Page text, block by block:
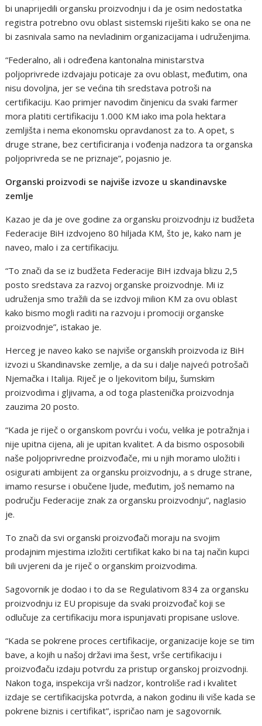
bi unaprijedili organsku proizvodnju i da je osim nedostatka
registra potrebno ovu oblast sistemski riješiti kako se ona ne
bi zasnivala samo na nevladinim organizacijama i udruženjima.
“Federalno, ali i određena kantonalna ministarstva
poljoprivrede izdvajaju poticaje za ovu oblast, međutim, ona
nisu dovoljna, jer se većina tih sredstava potroši na
certifikaciju. Kao primjer navodim činjenicu da svaki farmer
mora platiti certifikaciju 1.000 KM iako ima pola hektara
zemljišta i nema ekonomsku opravdanost za to. A opet, s
druge strane, bez certificiranja i vođenja nadzora ta organska
poljoprivreda se ne priznaje”, pojasnio je.
Organski proizvodi se najviše izvoze u skandinavske
zemlje
Kazao je da je ove godine za organsku proizvodnju iz budžeta
Federacije BiH izdvojeno 80 hiljada KM, što je, kako nam je
naveo, malo i za certifikaciju.
“To znači da se iz budžeta Federacije BiH izdvaja blizu 2,5
posto sredstava za razvoj organske proizvodnje. Mi iz
udruženja smo tražili da se izdvoji milion KM za ovu oblast
kako bismo mogli raditi na razvoju i promociji organske
proizvodnje”, istakao je.
Herceg je naveo kako se najviše organskih proizvoda iz BiH
izvozi u Skandinavske zemlje, a da su i dalje najveći potrošači
Njemačka i Italija. Riječ je o ljekovitom bilju, šumskim
proizvodima i gljivama, a od toga plastenička proizvodnja
zauzima 20 posto.
“Kada je riječ o organskom povrću i voću, velika je potražnja i
nije upitna cijena, ali je upitan kvalitet. A da bismo osposobili
naše poljoprivredne proizvođače, mi u njih moramo uložiti i
osigurati ambijent za organsku proizvodnju, a s druge strane,
imamo resurse i obučene ljude, međutim, još nemamo na
području Federacije znak za organsku proizvodnju”, naglasio
je.
To znači da svi organski proizvođači moraju na svojim
prodajnim mjestima izložiti certifikat kako bi na taj način kupci
bili uvjereni da je riječ o organskim proizvodima.
Sagovornik je dodao i to da se Regulativom 834 za organsku
proizvodnju iz EU propisuje da svaki proizvođač koji se
odlučuje za certifikaciju mora ispunjavati propisane uslove.
“Kada se pokrene proces certifikacije, organizacije koje se tim
bave, a kojih u našoj državi ima šest, vrše certifikaciju i
proizvođaču izdaju potvrdu za pristup organskoj proizvodnji.
Nakon toga, inspekcija vrši nadzor, kontroliše rad i kvalitet
izdaje se certifikacijska potvrda, a nakon godinu ili više kada se
pokrene biznis i certifikat”, ispričao nam je sagovornik.